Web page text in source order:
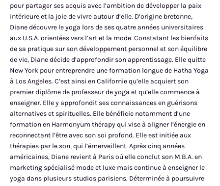
pour partager ses acquis avec l’ambition de développer la paix
intérieure et la joie de vivre autour d’elle. D’origine bretonne,
Diane découvre le yoga lors de ses quatre années universitaires
aux U.S.A. orientées vers l’art et la mode. Constatant les bienfaits
de sa pratique sur son développement personnel et son équilibre
de vie, Diane décide d’approfondir son apprentissage. Elle quitte
New York pour entreprendre une formation longue de Hatha Yoga
à Los Angeles. C’est ainsi en Californie qu’elle acquiert son
premier diplôme de professeur de yoga et qu’elle commence à
enseigner. Elle y approfondit ses connaissances en guérisons
alternatives et spirituelles. Elle bénéficie notamment d’une
formation en Harmonyum thérapy qui vise à aligner l’énergie en
reconnectant l’être avec son soi profond. Elle est initiée aux
thérapies par le son, qui l’émerveillent. Après cinq années
américaines, Diane revient à Paris où elle conclut son M.B.A. en
marketing spécialisé mode et luxe mais continue à enseigner le
yoga dans plusieurs studios parisiens. Déterminée à poursuivre